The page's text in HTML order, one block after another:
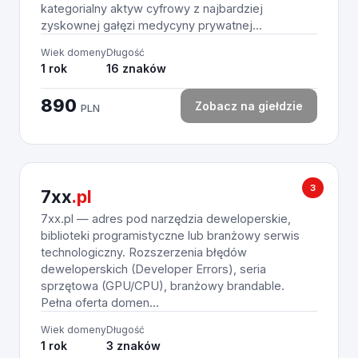
kategorialny aktyw cyfrowy z najbardziej
zyskownej gałęzi medycyny prywatnej...
Wiek domeny
1 rok
Długość
16 znaków
890 PLN Zobacz na giełdzie
3
7xx.pl
7xx.pl — adres pod narzędzia deweloperskie,
biblioteki programistyczne lub branżowy serwis
technologiczny. Rozszerzenia błędów
deweloperskich (Developer Errors), seria
sprzętowa (GPU/CPU), branżowy brandable.
Pełna oferta domen...
Wiek domeny
1 rok
Długość
3 znaków